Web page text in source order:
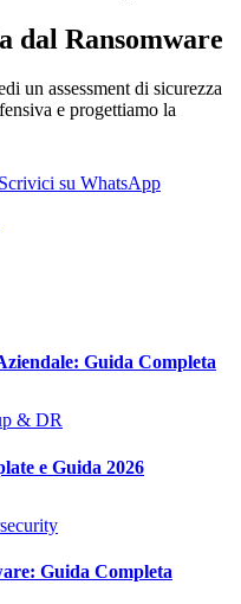
dal Ransomware
un assessment di sicurezza
e progettiamo la
Scrivici su WhatsApp
Guida Completa
& DR
e Guida 2026
Guida Completa